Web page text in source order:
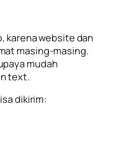
karena website dan
masing-masing.
mudah
text.
dikirim: